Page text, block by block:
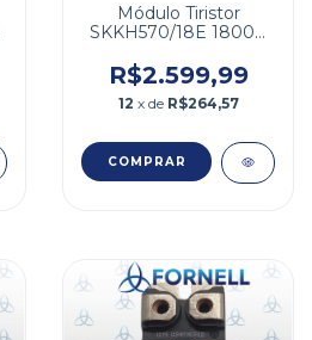
Módulo Tiristor
SKKH570/18E 1800V
R$2.599,99
12 x de R$264,57